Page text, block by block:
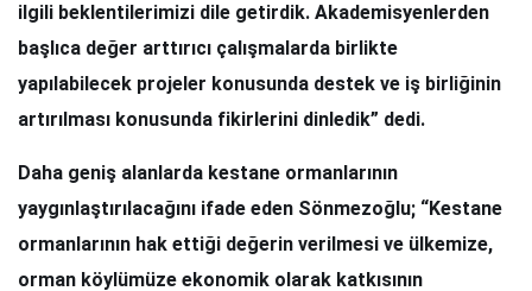
ilgili beklentilerimizi dile getirdik. Akademisyenlerden
başlıca değer arttırıcı çalışmalarda birlikte
yapılabilecek projeler konusunda destek ve iş birliğinin
artırılması konusunda fikirlerini dinledik” dedi.
Daha geniş alanlarda kestane ormanlarının
yaygınlaştırılacağını ifade eden Sönmezoğlu; “Kestane
ormanlarının hak ettiği değerin verilmesi ve ülkemize,
orman köylümüze ekonomik olarak katkısının